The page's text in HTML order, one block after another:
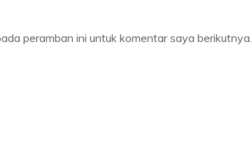
peramban ini untuk komentar saya berikutnya.